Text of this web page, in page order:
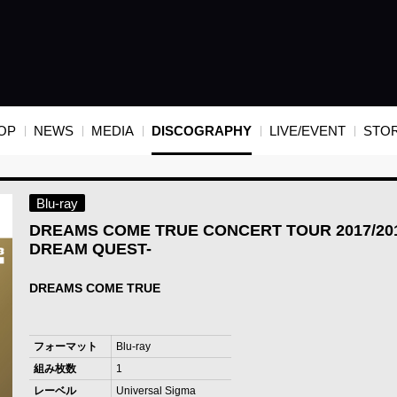
NEWS MEDIA DISCOGRAPHY LIVE/EVENT
Blu-ray
DREAMS COME TRUE CONCERT TOUR 2017/
DREAM QUEST-
DREAMS COME TRUE
フォーマット
Blu-ray
組み枚数
1
レーベル
Universal Sigma